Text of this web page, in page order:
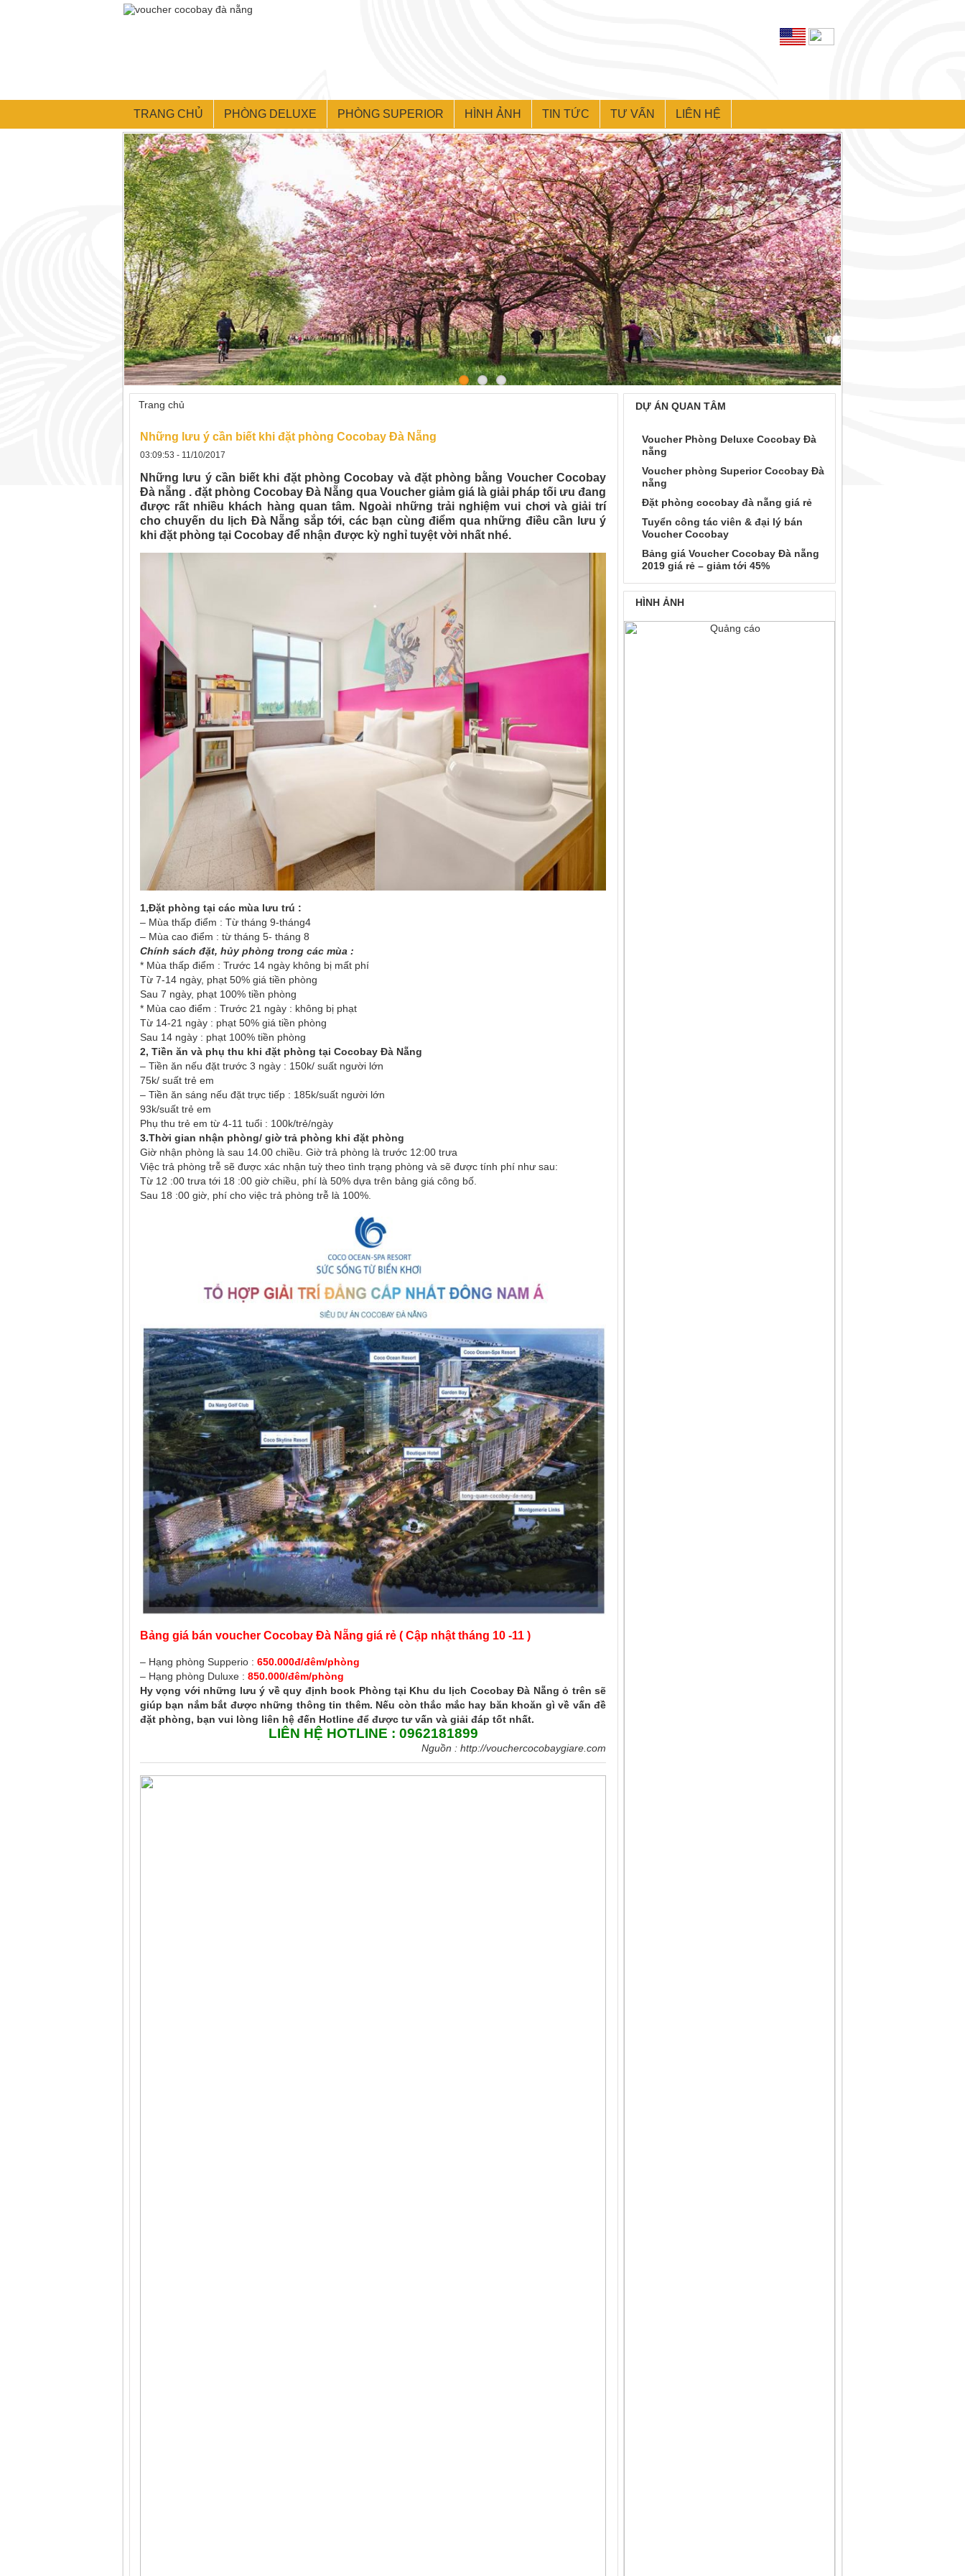
TRANG CHỦ PHÒNG DELUXE PHÒNG SUPERIOR HÌNH ẢNH TIN TỨC TƯ VẤN LIÊN HỆ
Trang chủ
Những lưu ý cần biết khi đặt phòng Cocobay Đà Nẵng
03:09:53 - 11/10/2017
Những lưu ý cần biết khi đặt phòng Cocobay và đặt phòng bằng Voucher Cocobay
Đà nẵng . đặt phòng Cocobay Đà Nẵng qua Voucher giảm giá là giải pháp tối ưu đang
được rất nhiều khách hàng quan tâm. Ngoài những trải nghiệm vui chơi và giải trí
cho chuyến du lịch Đà Nẵng sắp tới, các bạn cùng điểm qua những điều cần lưu ý
khi đặt phòng tại Cocobay để nhận được kỳ nghỉ tuyệt vời nhất nhé.
1,Đặt phòng tại các mùa lưu trú :
– Mùa thấp điểm : Từ tháng 9-tháng4
– Mùa cao điểm : từ tháng 5- tháng 8
Chính sách đặt, hủy phòng trong các mùa :
* Mùa thấp điểm : Trước 14 ngày không bị mất phí
Từ 7-14 ngày, phạt 50% giá tiền phòng
Sau 7 ngày, phạt 100% tiền phòng
* Mùa cao điểm : Trước 21 ngày : không bị phạt
Từ 14-21 ngày : phạt 50% giá tiền phòng
Sau 14 ngày : phạt 100% tiền phòng
2, Tiền ăn và phụ thu khi đặt phòng tại Cocobay Đà Nẵng
– Tiền ăn nếu đặt trước 3 ngày : 150k/ suất người lớn
75k/ suất trẻ em
– Tiền ăn sáng nếu đặt trực tiếp : 185k/suất người lớn
93k/suất trẻ em
Phụ thu trẻ em từ 4-11 tuổi : 100k/trẻ/ngày
3.Thời gian nhận phòng/ giờ trả phòng khi đặt phòng
Giờ nhận phòng là sau 14.00 chiều. Giờ trả phòng là trước 12:00 trưa
Việc trả phòng trễ sẽ được xác nhận tuỳ theo tình trạng phòng và sẽ được tính phí như sau:
Từ 12 :00 trưa tới 18 :00 giờ chiều, phí là 50% dựa trên bảng giá công bố.
Sau 18 :00 giờ, phí cho việc trả phòng trễ là 100%.
Bảng giá bán voucher Cocobay Đà Nẵng giá rẻ ( Cập nhật tháng 10 -11 )
– Hạng phòng Supperio : 650.000đ/đêm/phòng
– Hạng phòng Duluxe : 850.000/đêm/phòng
Hy vọng với những lưu ý về quy định book Phòng tại Khu du lịch Cocobay Đà Nẵng ỏ trên sẽ
giúp bạn nắm bắt được những thông tin thêm. Nếu còn thắc mắc hay băn khoăn gì về vấn đề
đặt phòng, bạn vui lòng liên hệ đến Hotline để được tư vấn và giải đáp tốt nhất.
LIÊN HỆ HOTLINE : 0962181899
Nguồn : http://vouchercocobaygiare.com
DỰ ÁN QUAN TÂM
Voucher Phòng Deluxe Cocobay Đà
nẵng
Voucher phòng Superior Cocobay Đà
nẵng
Đặt phòng cocobay đà nẵng giá rẻ
Tuyển công tác viên & đại lý bán
Voucher Cocobay
Bảng giá Voucher Cocobay Đà nẵng
2019 giá rẻ – giảm tới 45%
HÌNH ẢNH